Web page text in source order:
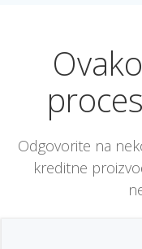
Odgovorite na
kreditne